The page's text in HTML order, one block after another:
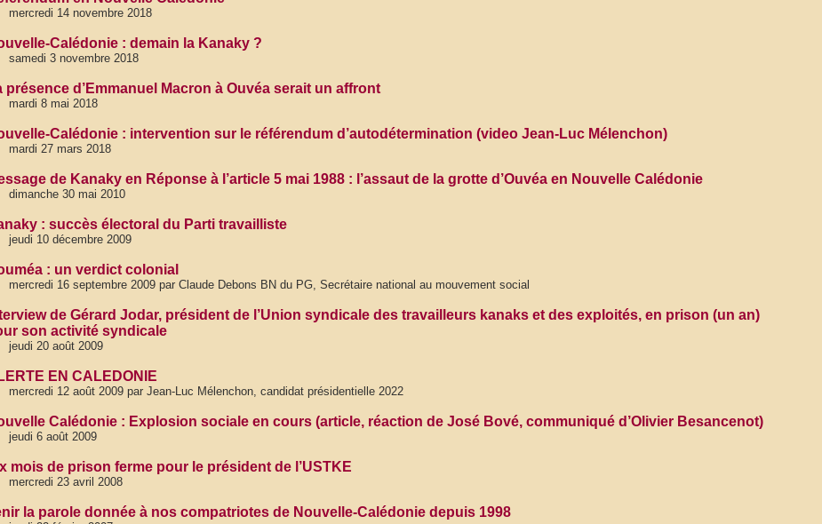
mercredi 14 novembre 2018
Calédonie : demain la Kanaky ?
samedi 3 novembre 2018
présence d’Emmanuel Macron à Ouvéa serait un affront
mardi 8 mai 2018
Calédonie : intervention sur le référendum d’autodétermination (video Jean-Luc Mélenchon)
mardi 27 mars 2018
de Kanaky en Réponse à l’article 5 mai 1988 : l’assaut de la grotte d’Ouvéa en Nouvelle Calédonie
dimanche 30 mai 2010
: succès électoral du Parti travailliste
jeudi 10 décembre 2009
: un verdict colonial
mercredi 16 septembre 2009 par Claude Debons BN du PG, Secrétaire national au mouvement social
de Gérard Jodar, président de l’Union syndicale des travailleurs kanaks et des exploités, en prison (un an)
son activité syndicale
jeudi 20 août 2009
EN CALEDONIE
mercredi 12 août 2009 par Jean-Luc Mélenchon, candidat présidentielle 2022
Calédonie : Explosion sociale en cours (article, réaction de José Bové, communiqué d’Olivier Besancenot)
jeudi 6 août 2009
mois de prison ferme pour le président de l’USTKE
mercredi 23 avril 2008
la parole donnée à nos compatriotes de Nouvelle-Calédonie depuis 1998